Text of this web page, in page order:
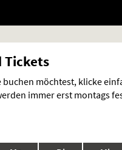
Tickets
möchtest, klicke
immer erst montags